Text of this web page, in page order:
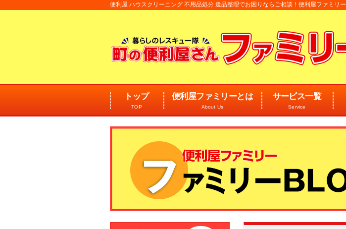
便利屋 ハウスクリーニング 不用品処分 遺品整理でお困りならご相談！便利屋ファミリー
トップ
TOP
便利屋ファミリーとは
About Us
サービス一覧
Service